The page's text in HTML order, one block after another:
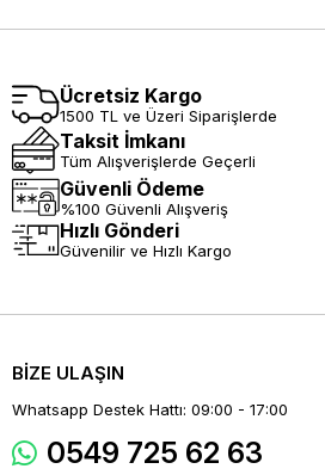
Ücretsiz Kargo
1500 TL ve Üzeri Siparişlerde
Taksit İmkanı
Tüm Alışverişlerde Geçerli
Güvenli Ödeme
%100 Güvenli Alışveriş
Hızlı Gönderi
Güvenilir ve Hızlı Kargo
BİZE ULAŞIN
Whatsapp Destek Hattı: 09:00 - 17:00
0549 725 62 63